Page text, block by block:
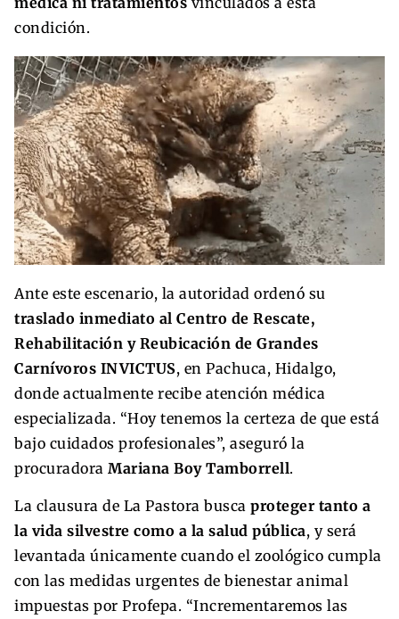
condición.
Ante este escenario, la autoridad ordenó su
traslado inmediato al Centro de Rescate,
Rehabilitación y Reubicación de Grandes
Carnívoros INVICTUS, en Pachuca, Hidalgo,
donde actualmente recibe atención médica
especializada. “Hoy tenemos la certeza de que está
bajo cuidados profesionales”, aseguró la
procuradora Mariana Boy Tamborrell.
La clausura de La Pastora busca proteger tanto a
la vida silvestre como a la salud pública, y será
levantada únicamente cuando el zoológico cumpla
con las medidas urgentes de bienestar animal
impuestas por Profepa. “Incrementaremos las